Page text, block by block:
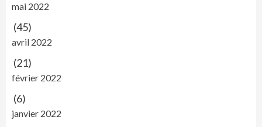
mai 2022
(45)
avril 2022
(21)
février 2022
(6)
janvier 2022